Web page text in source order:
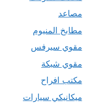
مصاعد
مطابخ المنيوم
مقوي سيرفس
مقوي شبكة
مكتب افراح
ميكانيكي سيارات